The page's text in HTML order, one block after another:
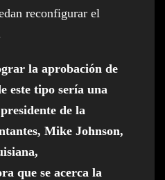
reconfigurar el
la aprobación de
este tipo sería una
de la
Mike Johnson,
que se acerca la